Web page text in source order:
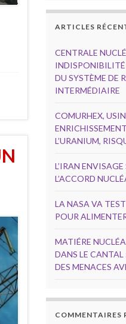
ARTICLES
CENTRALE
INDISPONIBILITÉ
DU SYSTÈME DE
INTERMÉDIAIRE
COMURHEX,
L’URANIUM,
L’IRAN
L’ACCORD
LA NASA VA
POUR
MATIÉRE
DANS LE CANTAL
DES MENACES
COMMENTAIRES